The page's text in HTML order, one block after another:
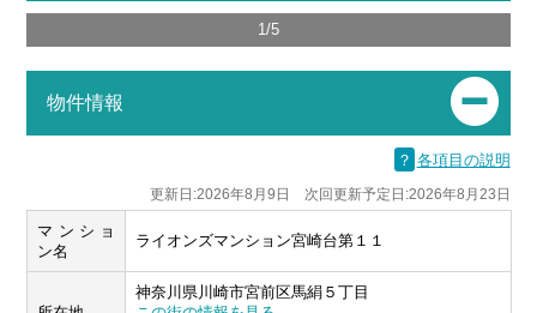
1 /5
物件情報
？ 各項目の説明
更新日:2026年8月9日 次回更新予定日:2026年8月23日
マンショ
ン名
ライオンズマンション宮崎台第１１
神奈川県川崎市宮前区馬絹５丁目